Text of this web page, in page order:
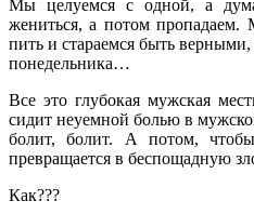
Мы целуемся с одной, а
жениться, а потом
пить и стараемся быть
понедельника…
Все это глубокая мужская
сидит неуемной болью в
болит, болит. А потом,
превращается в беспощадную
Как???